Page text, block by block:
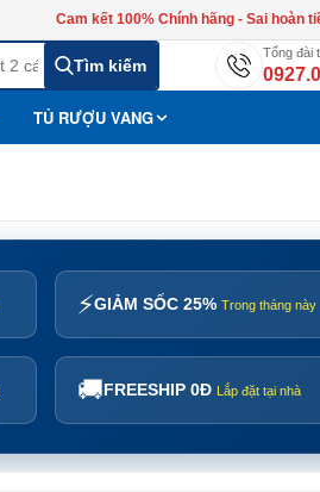
Cam kết 100% Chính hãng - Sai hoàn
Tìm kiếm
Tổng đài
TỦ RƯỢU VANG
⚡GIẢM SỐC 25% Trong tháng này
🚚FREESHIP 0Đ Lắp đặt tại nhà